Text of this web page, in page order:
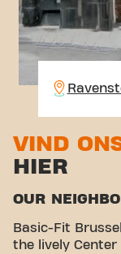
VIND
HIER
OUR
Basic-Fit
the lively